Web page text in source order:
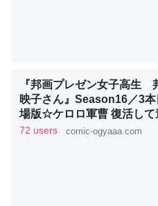
ウチもEchoを実家に置いて
位置情報を共有してる。電
これ見て生きてるなって分か
─たまにLINEするくらいだった遠
コミュニケーションが劇的に変化
『邦画プレゼン女子高生
映子さん』Season16／3本
場版☆ケロロ軍曹 復活して
滅亡の危機であります！ -
72 users comic-ogyaaa.com